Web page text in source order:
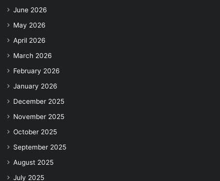
June 2026
May 2026
April 2026
March 2026
February 2026
January 2026
December 2025
November 2025
October 2025
September 2025
August 2025
July 2025